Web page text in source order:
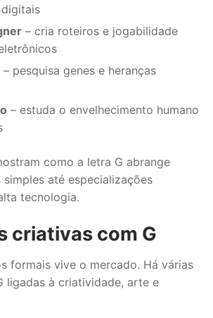
– cria roteiros e jogabilidade
– pesquisa genes e heranças
– estuda o envelhecimento humano
como a letra G abrange
até especializações
tecnologia.
criativas com G
formais vive o mercado. Há várias
ligadas à criatividade, arte e